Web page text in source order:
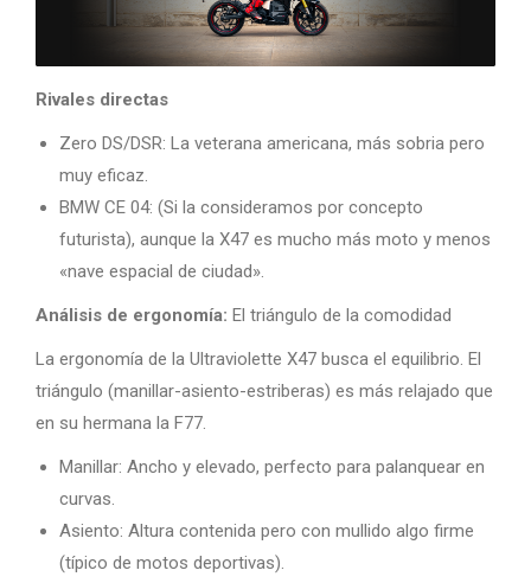
Rivales directas
Zero DS/DSR: La veterana americana, más sobria pero
muy eficaz.
BMW CE 04: (Si la consideramos por concepto
futurista), aunque la X47 es mucho más moto y menos
«nave espacial de ciudad».
Análisis de ergonomía: El triángulo de la comodidad
La ergonomía de la Ultraviolette X47 busca el equilibrio. El
triángulo (manillar-asiento-estriberas) es más relajado que
en su hermana la F77.
Manillar: Ancho y elevado, perfecto para palanquear en
curvas.
Asiento: Altura contenida pero con mullido algo firme
(típico de motos deportivas).